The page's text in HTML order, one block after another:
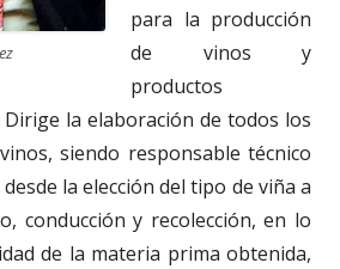
para la producción
de vinos y
productos
la elaboración de todos los
siendo responsable técnico
la elección del tipo de viña a
conducción y recolección, en lo
de la materia prima obtenida,